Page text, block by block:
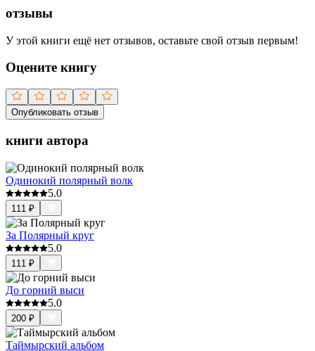
отзывы
У этой книги ещё нет отзывов, оставьте свой отзыв первым!
Оцените книгу
Опубликовать отзыв
книги автора
Одинокий полярный волк
5.0
111 ₽
За Полярный круг
5.0
111 ₽
До горний выси
5.0
200 ₽
Таймырский альбом